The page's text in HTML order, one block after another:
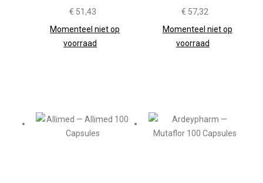
€ 51,43
Momenteel niet op
voorraad
€ 57,32
Momenteel niet op
voorraad